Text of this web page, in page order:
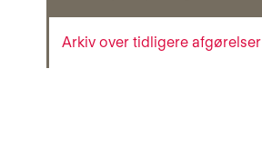
Arkiv over tidligere afgørelser